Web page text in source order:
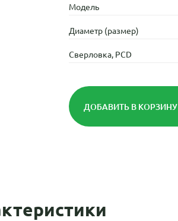
Модель
Диаметр (размер)
Сверловка, PCD
ДОБАВИТЬ В КОРЗИНУ